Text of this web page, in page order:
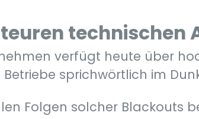
technischen
verfügt heute über
sprichwörtlich im
Folgen solcher Blackouts